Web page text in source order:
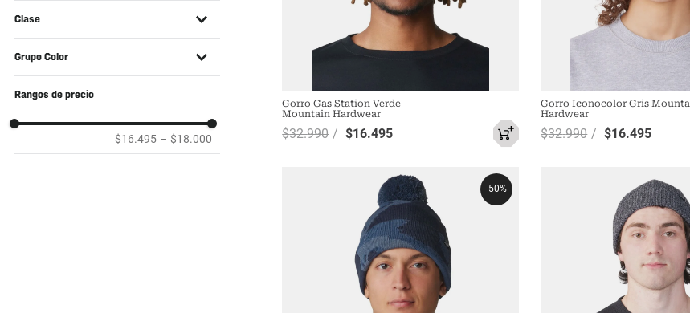
Clase
Grupo Color
Rangos de precio
$16.495 – $18.000
Gorro Gas Station Verde
Mountain Hardwear
$32.990 $16.495
Gorro Iconocolor Gris
Hardwear
$32.990 $16.495
-50%